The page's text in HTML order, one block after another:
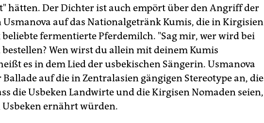
hätten. Der Dichter ist auch empört über den Angriff der
Usmanova auf das Nationalgetränk Kumis, die in Kirgisien
beliebte fermentierte Pferdemilch. "Sag mir, wer wird bei
bestellen? Wen wirst du allein mit deinem Kumis
es in dem Lied der usbekischen Sängerin. Usmanova
Ballade auf die in Zentralasien gängigen Stereotype an, die
die Usbeken Landwirte und die Kirgisen Nomaden seien,
Usbeken ernährt würden.